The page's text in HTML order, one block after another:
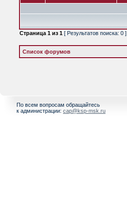
Страница 1 из 1 [ Результатов поиска: 0 ]
Список форумов
По всем вопросам обращайтесь
к администрации: cap@ksp-msk.ru